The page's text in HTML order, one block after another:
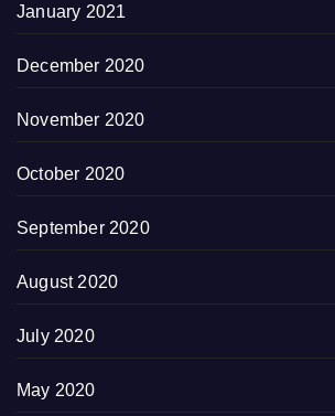
January 2021
December 2020
November 2020
October 2020
September 2020
August 2020
July 2020
May 2020